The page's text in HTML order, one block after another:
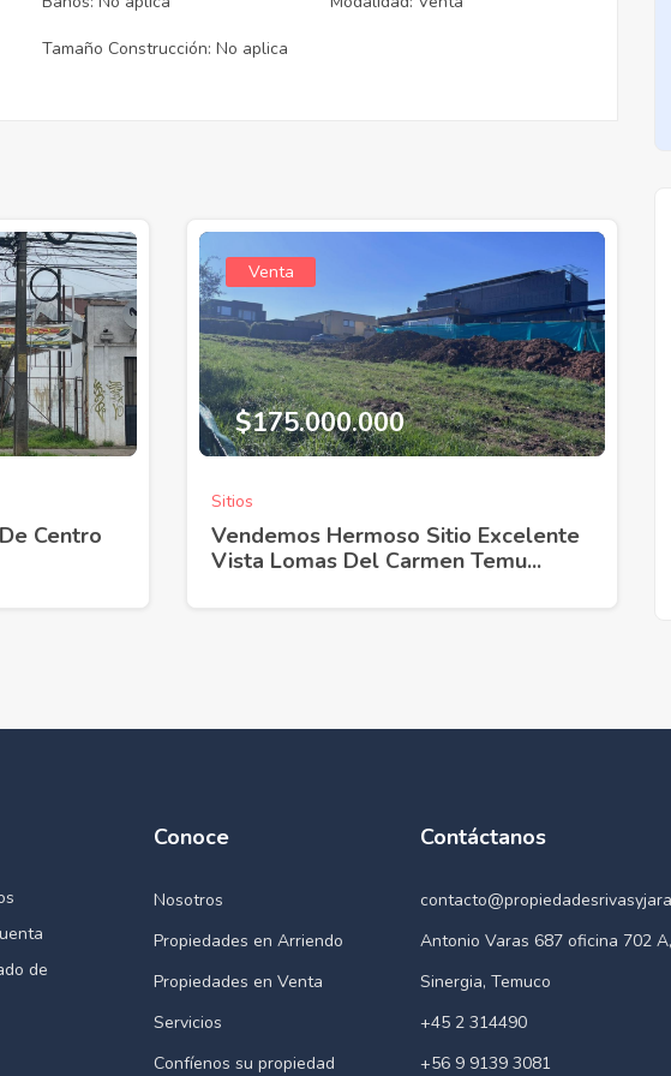
Tamaño Construcción: No aplica
Centro
Venta
$175.000.000
Sitios
Vendemos Hermoso Sitio Excelente
Vista Lomas Del Carmen Temu...
Excelente Consulta
Venta
Vendemos Luminoso
de
Conoce
Nosotros
Propiedades en Arriendo
Propiedades en Venta
Servicios
Confíenos su propiedad
Contáctanos
Antonio Varas 687 oficina 702
Sinergia, Temuco
+45 2 314490
+56 9 9139 3081